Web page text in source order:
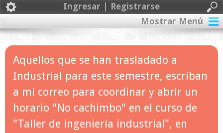
Ingresar | Registrarse
Mostrar Menú
Aquellos que se han trasladado a
Industrial para este semestre, escriban
a mi correo para coordinar y abrir un
horario "No cachimbo" en el curso de
"Taller de ingeniería industrial", en